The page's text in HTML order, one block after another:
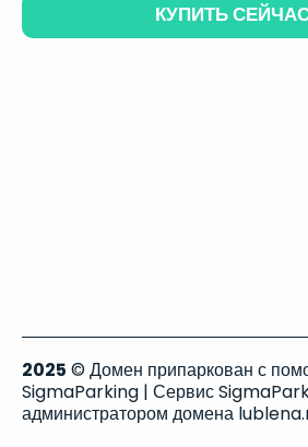
КУПИТЬ
2025 © Домен припаркован с
SigmaParking | Сервис
администратором домена